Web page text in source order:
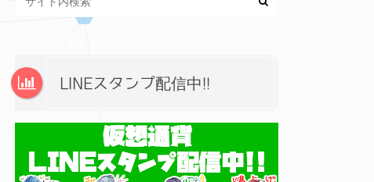
LINEスタンプ配信中!!